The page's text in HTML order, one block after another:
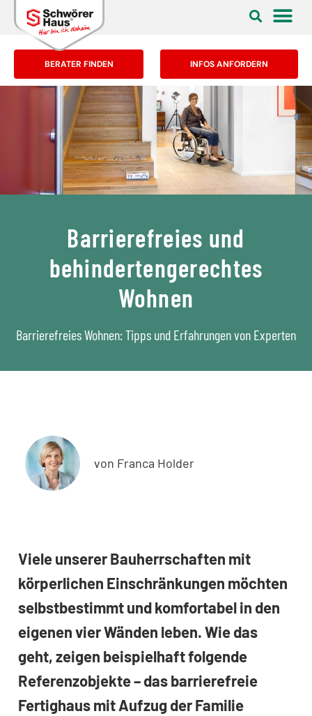
BERATER FINDEN INFOS ANFORDERN
Barrierefreies und
behindertengerechtes
Wohnen
Barrierefreies Wohnen: Tipps und Erfahrungen von Experten
von Franca Holder
Viele unserer Bauherrschaften mit
körperlichen Einschränkungen möchten
selbstbestimmt und komfortabel in den
eigenen vier Wänden leben. Wie das
geht, zeigen beispielhaft folgende
Referenzobjekte – das barrierefreie
Fertighaus mit Aufzug der Familie